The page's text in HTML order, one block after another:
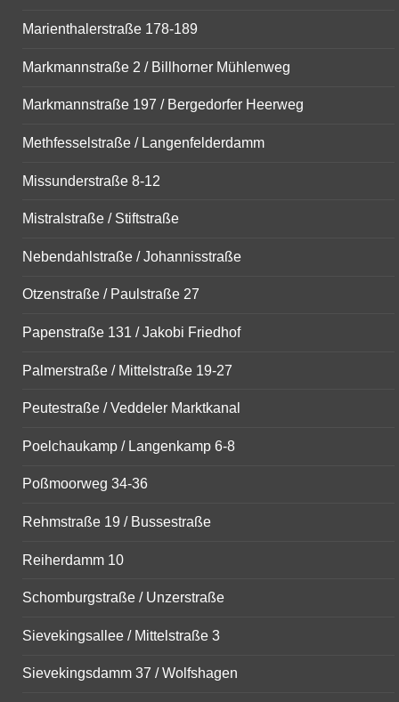
Marienthalerstraße 178-189
Markmannstraße 2 / Billhorner Mühlenweg
Markmannstraße 197 / Bergedorfer Heerweg
Methfesselstraße / Langenfelderdamm
Missunderstraße 8-12
Mistralstraße / Stiftstraße
Nebendahlstraße / Johannisstraße
Otzenstraße / Paulstraße 27
Papenstraße 131 / Jakobi Friedhof
Palmerstraße / Mittelstraße 19-27
Peutestraße / Veddeler Marktkanal
Poelchaukamp / Langenkamp 6-8
Poßmoorweg 34-36
Rehmstraße 19 / Bussestraße
Reiherdamm 10
Schomburgstraße / Unzerstraße
Sievekingsallee / Mittelstraße 3
Sievekingsdamm 37 / Wolfshagen